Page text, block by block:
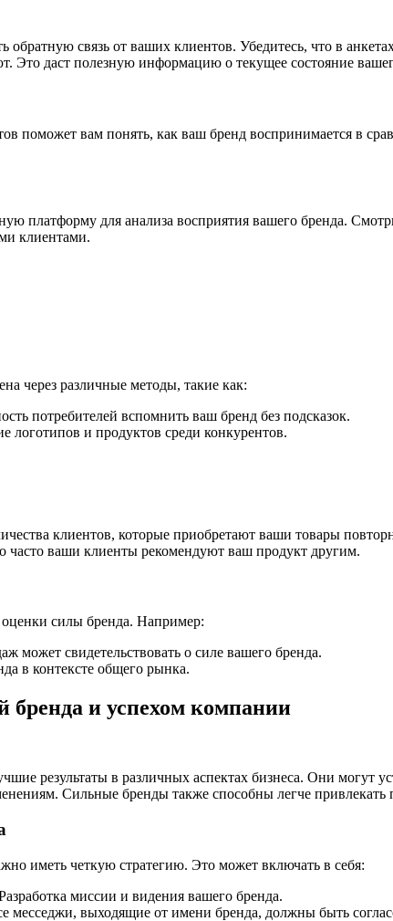
обратную связь от ваших клиентов. Убедитесь, что в
Это даст полезную информацию о текущее состояние
поможет вам понять, как ваш бренд воспринимается в
платформу для анализа восприятия вашего бренда.
клиентами.
через различные методы, такие как:
потребителей вспомнить ваш бренд без подсказок.
логотипов и продуктов среди конкурентов.
клиентов, которые приобретают ваши товары
часто ваши клиенты рекомендуют ваш продукт другим.
силы бренда. Например:
может свидетельствовать о силе вашего бренда.
в контексте общего рынка.
бренда и успехом компании
результаты в различных аспектах бизнеса. Они могут
Сильные бренды также способны легче привлекать
иметь четкую стратегию. Это может включать в себя:
миссии и видения вашего бренда.
месседжи, выходящие от имени бренда, должны быть